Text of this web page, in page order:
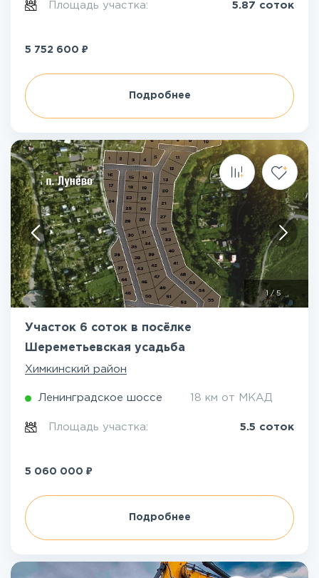
Площадь участка: 5.87 соток
5 752 600 ₽
Подробнее
1 / 5
Участок 6 соток в посёлке
Шереметьевская усадьба
Химкинский район
Ленинградское шоссе 18 км от МКАД
Площадь участка: 5.5 соток
5 060 000 ₽
Подробнее